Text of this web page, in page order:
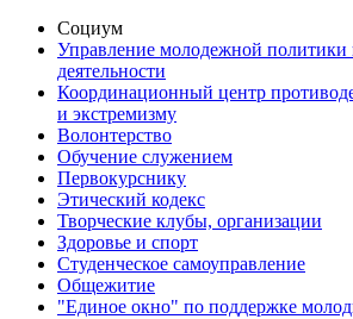
Социум
Управление молодежной политики
деятельности
Координационный центр
и экстремизму
Волонтерство
Обучение служением
Первокурснику
Этический кодекс
Творческие клубы, организации
Здоровье и спорт
Студенческое самоуправление
Общежитие
"Единое окно" по поддержке